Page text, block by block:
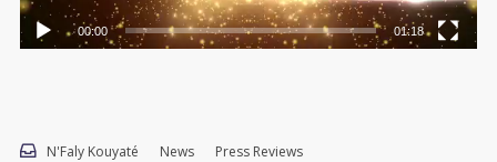
00:00 01:18
N'Faly Kouyaté News Press Reviews